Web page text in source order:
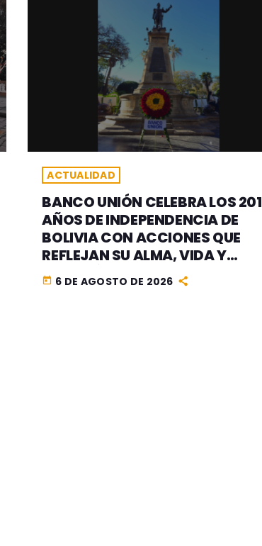
ACTUALIDAD
BANCO UNIÓN CELEBRA LOS 201
AÑOS DE INDEPENDENCIA DE
BOLIVIA CON ACCIONES QUE
REFLEJAN SU ALMA, VIDA Y
CORAZÓN 100% BOLIVIANOS
today 6 DE AGOSTO DE 2026